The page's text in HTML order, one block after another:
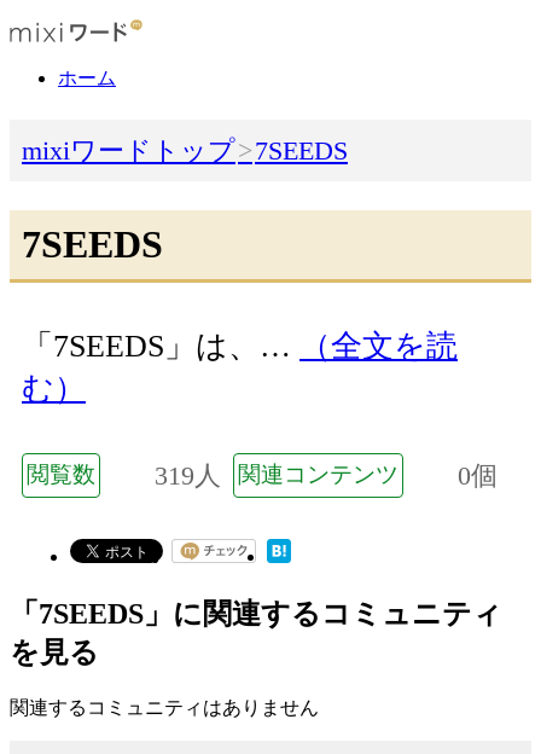
ホーム
mixiワードトップ 7SEEDS
7SEEDS
「7SEEDS」は、…
（全文を読
む）
閲覧数 319人 関連コンテンツ 0個
「7SEEDS」に関連するコミュニティ
を見る
関連するコミュニティはありません